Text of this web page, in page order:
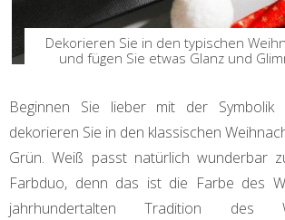
Dekorieren Sie in den typischen
und fügen Sie etwas Glanz und
Beginnen Sie lieber mit der
dekorieren Sie in den klassischen
Grün. Weiß passt natürlich wunderbar
Farbduo, denn das ist die Farbe des
jahrhundertalten Tradition des